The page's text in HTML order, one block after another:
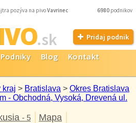
pozýva na pivoVavrinec 6980 podnikov
.sk Pridaj podnik
Podniky Blog
Kontakt
kraj > Bratislava > Okres Bratislava
- Obchodná, Vysoká, Drevená ul.
- 5
Mapa